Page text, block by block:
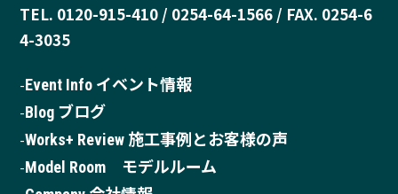
TEL. 0120-915-410 / 0254-64-1566 / FAX. 0254-6
4-3035
Event Info イベント情報
Blog ブログ
Works+ Review 施工事例とお客様の声
Model Room モデルルーム